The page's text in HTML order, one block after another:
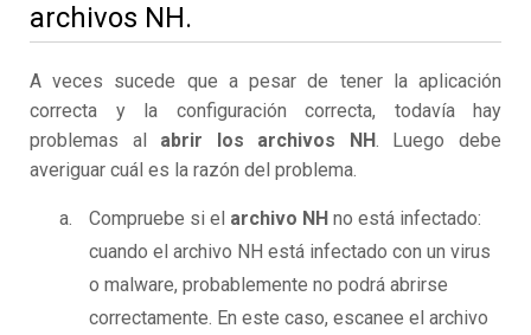
archivos NH.
A veces sucede que a pesar de tener la aplicación
correcta y la configuración correcta, todavía hay
problemas al abrir los archivos NH. Luego debe
averiguar cuál es la razón del problema.
Compruebe si el archivo NH no está infectado:
cuando el archivo NH está infectado con un virus
o malware, probablemente no podrá abrirse
correctamente. En este caso, escanee el archivo